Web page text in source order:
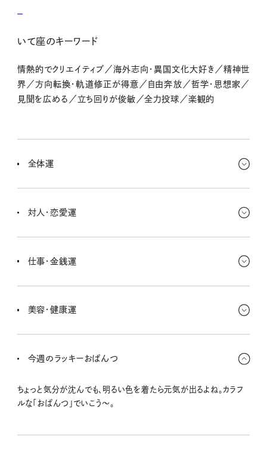
いて座のキーワード
情熱的でクリエイティブ／海外志向・異国文化大好き／精神世
界／方向転換・軌道修正が得意／自由奔放／哲学・思想家／
見聞を広める／立ち回りが俊敏／全力投球／楽観的
全体運
り、悩みにハマっちゃうことがあるかもしれない。でもそんな時間が
対人・恋愛運
があるキミだけど、そこに憂いが加わってなんだかとっても魅力的。
仕事・金銭運
ていくことで勝てそう。お金を貯めたい人も、しっかりキープできる時
美容・健康運
になったら、お風呂に入ったりして気分転換。一番は、早く寝ること！
今週のラッキーおぱんつ
ちょっと気分が沈んでも、明るい色を着たら元気が出るよね。カラフ
ルな「おぱんつ」でいこう〜。